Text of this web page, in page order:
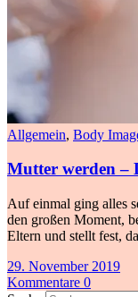
Allgemein, Body
Mutter werden –
Auf einmal ging alles
den großen Moment,
Eltern und stellt fest,
29. November 2019
Kommentare 0